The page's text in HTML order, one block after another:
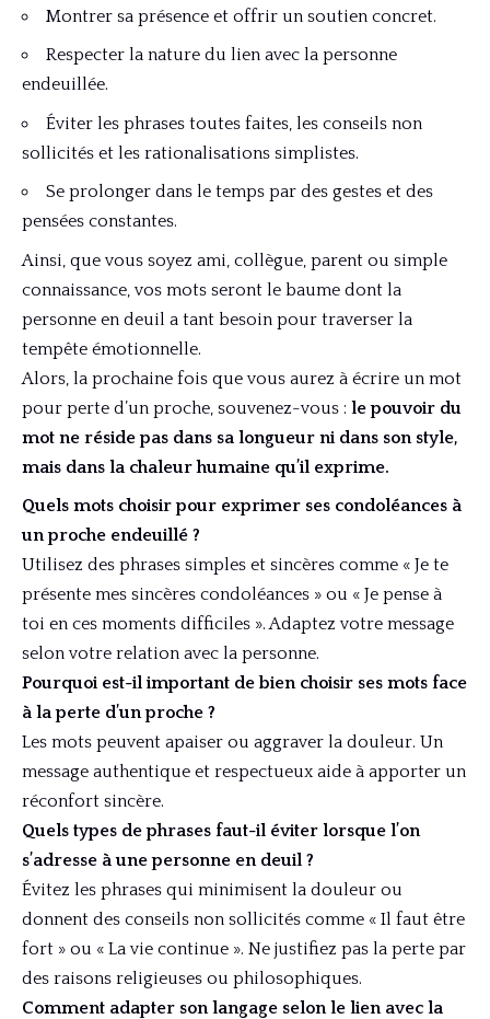
Montrer sa présence et offrir un soutien concret.
Respecter la nature du lien avec la personne
endeuillée.
Éviter les phrases toutes faites, les conseils non
sollicités et les rationalisations simplistes.
Se prolonger dans le temps par des gestes et des
pensées constantes.
Ainsi, que vous soyez ami, collègue, parent ou simple
connaissance, vos mots seront le baume dont la
personne en deuil a tant besoin pour traverser la
tempête émotionnelle.
Alors, la prochaine fois que vous aurez à écrire un mot
pour perte d’un proche, souvenez-vous : le pouvoir du
mot ne réside pas dans sa longueur ni dans son style,
mais dans la chaleur humaine qu’il exprime.
Quels mots choisir pour exprimer ses condoléances à
un proche endeuillé ?
Utilisez des phrases simples et sincères comme « Je te
présente mes sincères condoléances » ou « Je pense à
toi en ces moments difficiles ». Adaptez votre message
selon votre relation avec la personne.
Pourquoi est-il important de bien choisir ses mots face
à la perte d’un proche ?
Les mots peuvent apaiser ou aggraver la douleur. Un
message authentique et respectueux aide à apporter un
réconfort sincère.
Quels types de phrases faut-il éviter lorsque l’on
s’adresse à une personne en deuil ?
Évitez les phrases qui minimisent la douleur ou
donnent des conseils non sollicités comme « Il faut être
fort » ou « La vie continue ». Ne justifiez pas la perte par
des raisons religieuses ou philosophiques.
Comment adapter son langage selon le lien avec la